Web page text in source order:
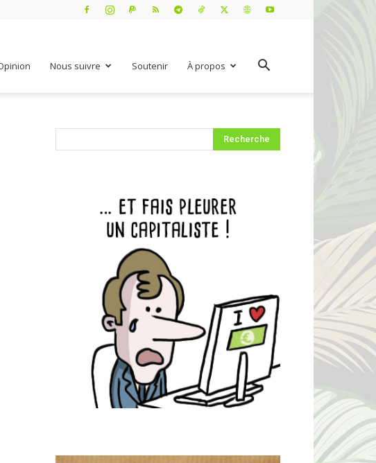
Nous suivre Soutenir À propos